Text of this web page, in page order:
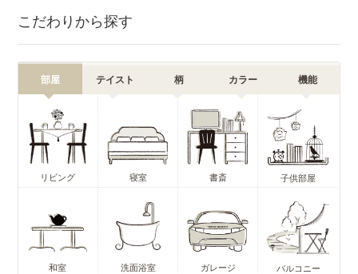
こだわりから探す
部屋 テイスト 柄 カラー 機能
リビング 寝室 書斎 子供部屋
和室 洗面浴室 ガレージ バルコニー